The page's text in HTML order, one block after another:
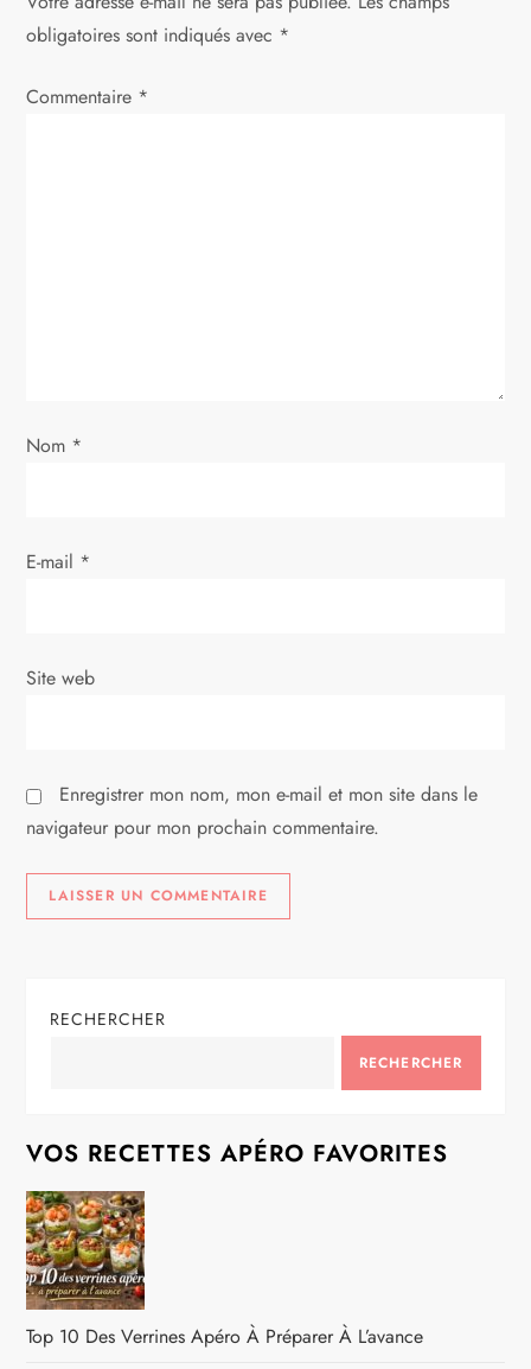
a
t
’
r
i
l
e
obligatoires sont indiqués avec *
Commentaire *
Nom *
E-mail *
Site web
Enregistrer mon nom, mon e-mail et mon site dans le
navigateur pour mon prochain commentaire.
RECHERCHER
RECHERCHER
VOS RECETTES APÉRO FAVORITES
Top 10 Des Verrines Apéro À Préparer À L’avance